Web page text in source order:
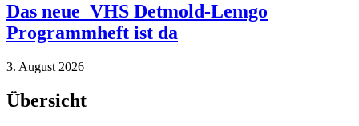
Das neue VHS Detmold-Lemgo
Programmheft ist da
3. August 2026
Übersicht